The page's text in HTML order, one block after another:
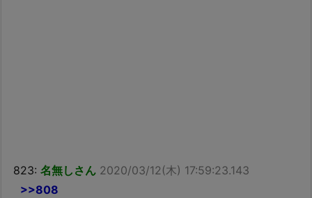
823: 名無しさん 2020/03/12(木) 17:59:23.143
>>808